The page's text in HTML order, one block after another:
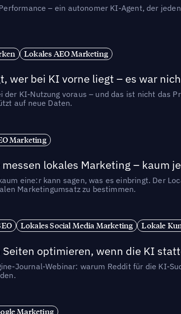
– ein autonomer KI-Agent, der
Lokales AEO Marketing
wer bei KI vorne liegt – es war
KI-Nutzung voraus – und das ist nicht das
auf neue Daten.
Marketing
lokales Marketing – kaum
eine:r kann sagen, was es einbringt. Der
Marketingumsatz zu bestimmen.
Lokales Social Media Marketing Lokale
optimieren, wenn die KI
Journal-Webinar: warum Reddit für die KI-
Marketing